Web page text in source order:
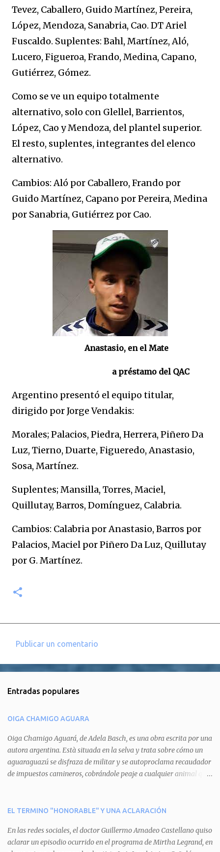
Tevez, Caballero, Guido Martínez, Pereira,
López, Mendoza, Sanabria, Cao. DT Ariel
Fuscaldo. Suplentes: Bahl, Martínez, Aló,
Lucero, Figueroa, Frando, Medina, Capano,
Gutiérrez, Gómez.
Como se ve un equipo totalmente
alternativo, solo con Glellel, Barrientos,
López, Cao y Mendoza, del plantel superior.
El resto, suplentes, integrantes del elenco
alternativo.
Cambios: Aló por Caballero, Frando por
Guido Martínez, Capano por Pereira, Medina
por Sanabria, Gutiérrez por Cao.
Anastasio, en el Mate
a préstamo del QAC
Argentino presentó el equipo titular,
dirigido por Jorge Vendakis:
Morales; Palacios, Piedra, Herrera, Piñero Da
Luz, Tierno, Duarte, Figueredo, Anastasio,
Sosa, Martínez.
Suplentes; Mansilla, Torres, Maciel,
Quillutay, Barros, Domínguez, Calabria.
Cambios: Calabria por Anastasio, Barros por
Palacios, Maciel por Piñero Da Luz, Quillutay
por G. Martínez.
e
t
a
r
i
o
Publicar un comentario
Entradas populares
OIGA CHAMIGO AGUARA
Oiga Chamigo Aguará, de Adela Basch, es una obra escrita por una
autora argentina. Està situada en la selva y trata sobre cómo un
aguaraguazú se disfraza de militar y se autoproclama recaudador
de impuestos camineros, cobrándole peaje a cualquier animal que
aguará le provoca. De igual manera pasa con Tatú, el armadillo.
del aguará y pasa sin pagar. Por último, Tui, la cotorra, deja
expuesta la mentira del aguará y arenga a los otros tres
EL TERMINO "HONORABLE" Y UNA ACLARACIÓN
En las redes sociales, el doctor Guillermo Amadeo Castellano quiso
aclarar un episodio ocurrido en el programa de Mirtha Legrand, en